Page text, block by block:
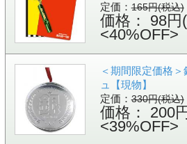
定価：165円(税込)
価格： 98円
<40%OFF>
＜期間限定価格
ュ【現物】
定価：330円(税込)
価格： 200
<39%OFF>